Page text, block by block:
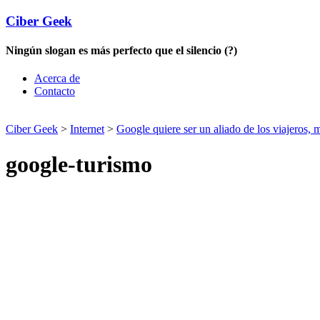
Ciber Geek
Ningún slogan es más perfecto que el silencio (?)
Acerca de
Contacto
Ciber Geek > Internet > Google quiere ser un aliado de los viajeros,
google-turismo